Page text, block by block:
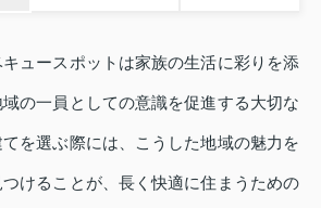
ュースポットは家族の生活に彩りを添
の一員としての意識を促進する大切な
を選ぶ際には、こうした地域の魅力を
けることが、長く快適に住まうための